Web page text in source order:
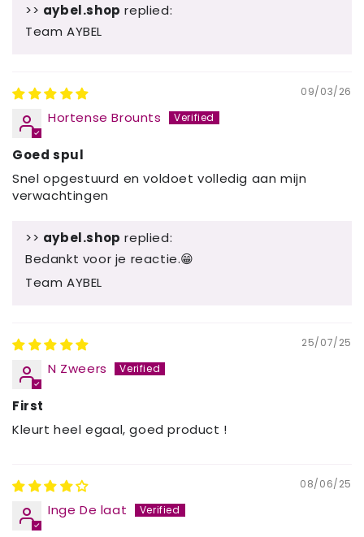
>> aybel.shop replied:
Team AYBEL
09/03/26
Hortense Brounts
Goed spul
Snel opgestuurd en voldoet volledig aan mijn
verwachtingen
>> aybel.shop replied:
Bedankt voor je reactie.😁
Team AYBEL
25/07/25
N Zweers
First
Kleurt heel egaal, goed product !
08/06/25
Inge De laat